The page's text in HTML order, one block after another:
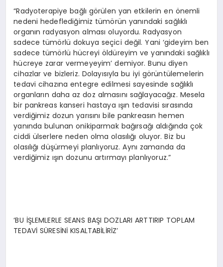
“Radyoterapiye bağlı görülen yan etkilerin en önemli
nedeni hedeflediğimiz tümörün yanındaki sağlıklı
organın radyasyon alması oluyordu. Radyasyon
sadece tümörlü dokuya seçici değil. Yani ‘gideyim ben
sadece tümörlü hücreyi öldüreyim ve yanındaki sağlıklı
hücreye zarar vermeyeyim’ demiyor. Bunu diyen
cihazlar ve bizleriz. Dolayısıyla bu iyi görüntülemelerin
tedavi cihazına entegre edilmesi sayesinde sağlıklı
organların daha az doz almasını sağlayacağız. Mesela
bir pankreas kanseri hastaya ışın tedavisi sırasında
verdiğimiz dozun yarısını bile pankreasın hemen
yanında bulunan onikiparmak bağırsağı aldığında çok
ciddi ülserlere neden olma olasılığı oluyor. Biz bu
olasılığı düşürmeyi planlıyoruz. Aynı zamanda da
verdiğimiz ışın dozunu artırmayı planlıyoruz.”
‘BU İŞLEMLERLE SEANS BAŞI DOZLARI ARTTIRIP TOPLAM
TEDAVİ SÜRESİNİ KISALTABİLİRİZ’